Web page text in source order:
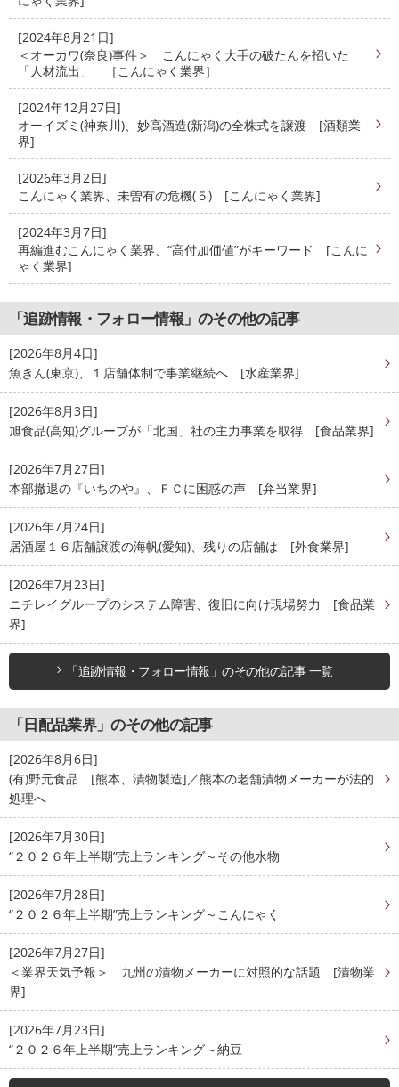
[2024年8月21日]
＜オーカワ(奈良)事件＞ こんにゃく大手の破たんを招いた
「人材流出」 ［こんにゃく業界］
[2024年12月27日]
オーイズミ(神奈川)、妙高酒造(新潟)の全株式を譲渡 [酒類業
界]
[2026年3月2日]
こんにゃく業界、未曽有の危機(５) [こんにゃく業界]
[2024年3月7日]
再編進むこんにゃく業界、“高付加価値”がキーワード [こんに
ゃく業界]
「追跡情報・フォロー情報」のその他の記事
[2026年8月4日]
魚きん(東京)、１店舗体制で事業継続へ [水産業界]
[2026年8月3日]
旭食品(高知)グループが「北国」社の主力事業を取得 [食品業界]
[2026年7月27日]
本部撤退の『いちのや』、ＦＣに困惑の声 [弁当業界]
[2026年7月24日]
居酒屋１６店舗譲渡の海帆(愛知)、残りの店舗は [外食業界]
[2026年7月23日]
ニチレイグループのシステム障害、復旧に向け現場努力 [食品業
界]
「追跡情報・フォロー情報」のその他の記事 一覧
「日配品業界」のその他の記事
[2026年8月6日]
(有)野元食品 [熊本、漬物製造]／熊本の老舗漬物メーカーが法的
処理へ
[2026年7月30日]
“２０２６年上半期”売上ランキング～その他水物
[2026年7月28日]
“２０２６年上半期”売上ランキング～こんにゃく
[2026年7月27日]
＜業界天気予報＞ 九州の漬物メーカーに対照的な話題 [漬物業
界]
[2026年7月23日]
“２０２６年上半期”売上ランキング～納豆